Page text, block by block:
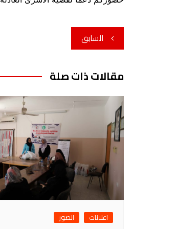
تصفّح
المقالات
السابق
مقالات ذات صلة
اعلانات الصور